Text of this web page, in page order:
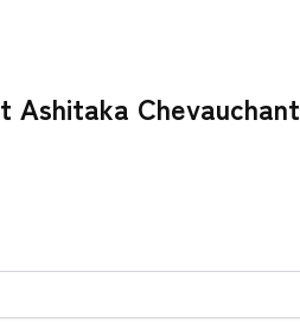
Ashitaka Chevauchant